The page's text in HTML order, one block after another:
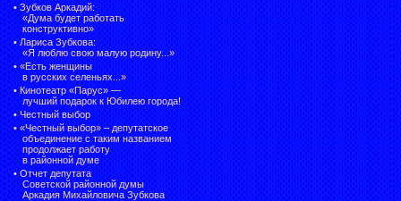
• Зубков Аркадий:
«Дума будет работать
конструктивно»
• Лариса Зубкова:
«Я люблю свою малую родину...»
• «Есть женщины
в русских селеньях...»
• Кинотеатр «Парус» —
лучший подарок к Юбилею города!
• Честный выбор
• «Честный выбор» – депутатское
объединение с таким названием
продолжает работу
в районной думе
• Отчет депутата
Советской районной думы
Аркадия Михайловича Зубкова